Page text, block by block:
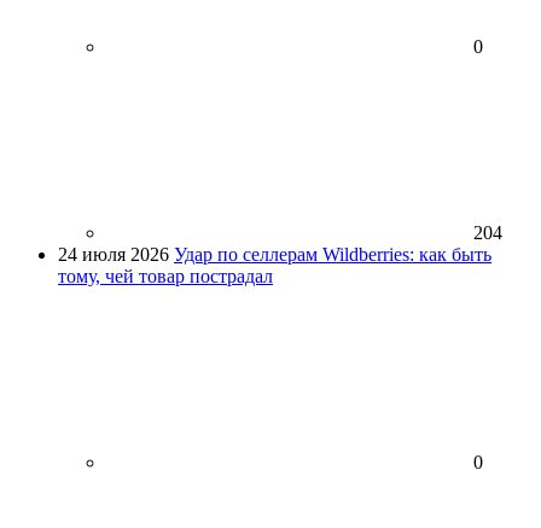
0
204
24 июля 2026 Удар по селлерам Wildberries: как быть
тому, чей товар пострадал
0